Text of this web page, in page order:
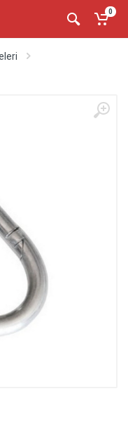
0